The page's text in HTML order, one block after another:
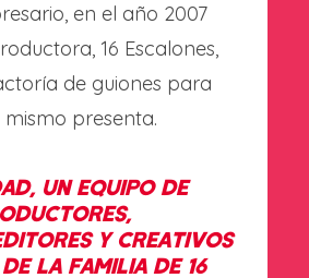
en el año 2007
16 Escalones,
de guiones para
presenta.
UN EQUIPO DE
Y CREATIVOS
LA FAMILIA DE 16